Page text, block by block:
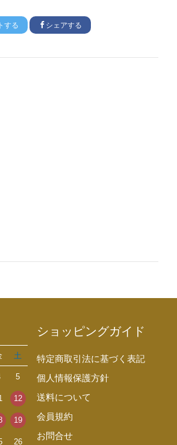
する シェアする
土
5
12
19
26
ショッピングガイド
特定商取引法に基づく表記
個人情報保護方針
送料について
会員規約
お問合せ